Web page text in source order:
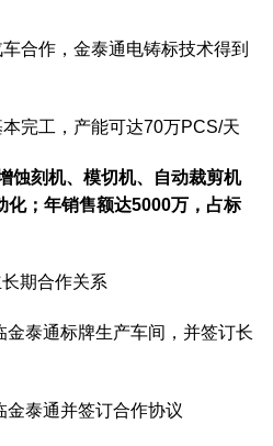
合作，金泰通电铸标技术得到
完工，产能可达70万PCS/天
蚀刻机、模切机、自动裁剪机
化；年销售额达5000万，占标
期合作关系
泰通标牌生产车间，并签订长
泰通并签订合作协议